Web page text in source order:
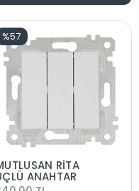
%57
RİTA
ANAHTAR